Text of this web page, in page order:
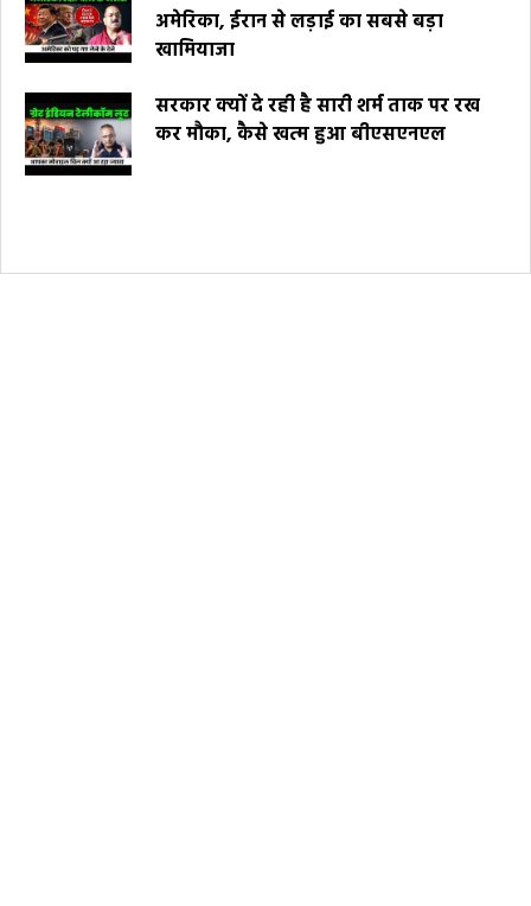
अमेरिका, ईरान से लड़ाई का सबसे बड़ा
खामियाजा
सरकार क्यों दे रही है सारी शर्म ताक पर रख
कर मौका, कैसे खत्म हुआ बीएसएनएल